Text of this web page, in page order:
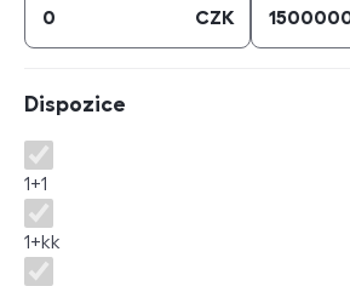
CZK
Dispozice
Dispozice
1+1
1+kk